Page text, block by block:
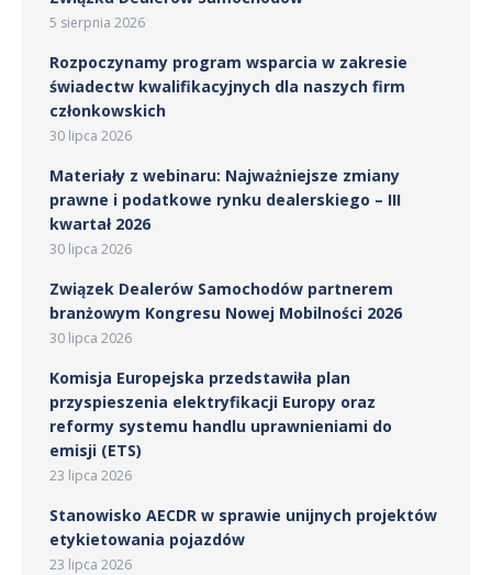
5 sierpnia 2026
Rozpoczynamy program wsparcia w zakresie
świadectw kwalifikacyjnych dla naszych firm
członkowskich
30 lipca 2026
Materiały z webinaru: Najważniejsze zmiany
prawne i podatkowe rynku dealerskiego – III
kwartał 2026
30 lipca 2026
Związek Dealerów Samochodów partnerem
branżowym Kongresu Nowej Mobilności 2026
30 lipca 2026
Komisja Europejska przedstawiła plan
przyspieszenia elektryfikacji Europy oraz
reformy systemu handlu uprawnieniami do
emisji (ETS)
23 lipca 2026
Stanowisko AECDR w sprawie unijnych projektów
etykietowania pojazdów
23 lipca 2026